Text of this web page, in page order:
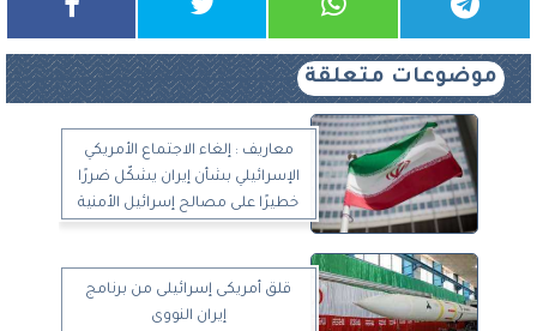
موضوعات متعلقة
معاريف : إلغاء الاجتماع الأمريكي
الإسرائيلي بشأن إيران يشكّل ضررًا
خطيرًا على مصالح إسرائيل الأمنية
قلق أمريكى إسرائيلى من برنامج
إيران النووى